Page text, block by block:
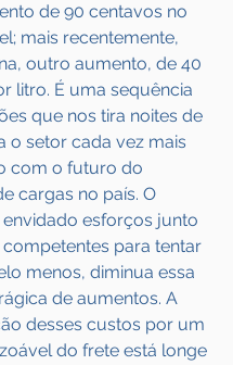
de 90 centavos no
mais recentemente,
outro aumento, de 40
litro. É uma sequência
que nos tira noites de
o setor cada vez mais
com o futuro do
cargas no país. O
esforços junto
para tentar
menos, diminua essa
de aumentos. A
desses custos por um
do frete está longe